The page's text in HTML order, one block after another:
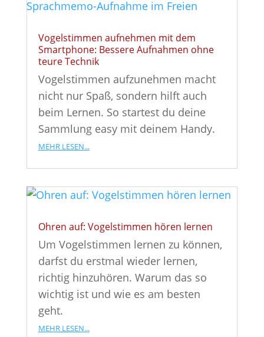
Vogelstimmen aufnehmen mit dem
Smartphone: Bessere Aufnahmen ohne
teure Technik
Vogelstimmen aufzunehmen macht
nicht nur Spaß, sondern hilft auch
beim Lernen. So startest du deine
Sammlung easy mit deinem Handy.
mehr lesen...
Ohren auf: Vogelstimmen hören lernen
Um Vogelstimmen lernen zu können,
darfst du erstmal wieder lernen,
richtig hinzuhören. Warum das so
wichtig ist und wie es am besten
geht.
mehr lesen...